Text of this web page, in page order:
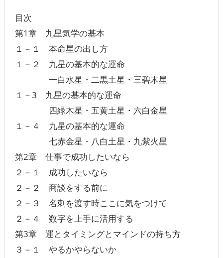
目次
第1章 九星気学の基本
１－１ 本命星の出し方
１－２ 九星の基本的な運命
一白水星・二黒土星・三碧木星
１－3 九星の基本的な運命
四緑木星・五黄土星・六白金星
１－４ 九星の基本的な運命
七赤金星・八白土星・九紫火星
第2章 仕事で成功したいなら
２－１ 成功したいなら
２－２ 商談をする前に
２－３ 名刺を渡す時ここに気をつけて
２－４ 数字を上手に活用する
第3章 運とタイミングとマインドの持ち方
３－１ やるかやらないか